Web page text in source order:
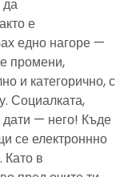
да
е
едно нагоре —
промени,
и категорично, с
Социалката,
— него! Къде
се електроннно
Като в